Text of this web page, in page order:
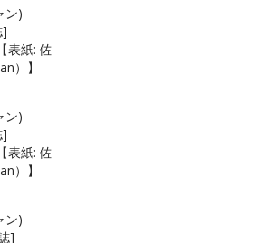
ン)
]
表紙: 佐
）】
ン)
]
表紙: 佐
）】
ン)
]